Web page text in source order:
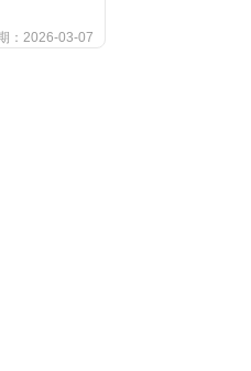
：2026-03-07